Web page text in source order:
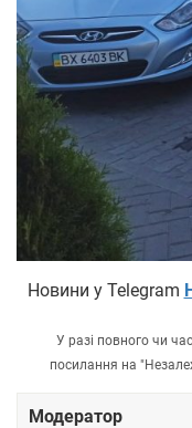
Новини у Telegram
У разі повного чи
посилання на
Модератор